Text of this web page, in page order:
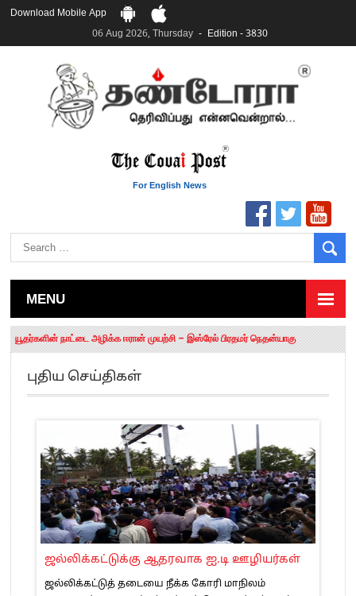
Download Mobile App
06 Aug 2026, Thursday
Edition - 3830
For English News
MENU
“மக்களால் நிராகரிக்கப்பட்டவர் ஸ்டாலின்!” – செங்கோட்டையன்
எங்களை நீக்குவதற்கு இபிஎஸ்க்கு அதிகாரம் இல்லை.. – சி. வி.சண்முகம்
எஸ்.பி.வேலுமணி, சி.வி.சண்முகம் உள்ளிட்ட MLA-க்கள் பதவி பறிப்பு
“மாணவர்கள் நடத்திய மொழிப்போரில் ஸ்டிக்கர் ஒட்டிக்கொண்டது திமுக”- பாமக
தலைவர் அன்புமணி ராமதாஸ்
பிரவீன் சக்ரவர்த்தியின் கருத்து காங்கிரஸ் தலைமையின் கருத்து கிடையாது – கார்த்தி
சிதம்பரம்
“ஜெயலலிதா அவர்களே என் ரோல் மாடல்” -பிரேமலதா விஜயகாந்த் பேட்டி
ராகுல் காந்தி கைது – தவெக தலைவர் விஜய் கண்டனம்
செத்து சாம்பல் ஆனாலும் தனித்துதான் போட்டி – சீமான்
பாகிஸ்தானின் அணு ஆயுத மிரட்டலுக்கு அஞ்சமாட்டோம் – இந்தியா
புதிய செய்திகள்
ஜல்லிக்கட்டுக்கு ஆதரவாக ஐ.டி ஊழியர்கள்
ஜல்லிக்கட்டுத் தடையை நீக்க கோரி மாநிலம்